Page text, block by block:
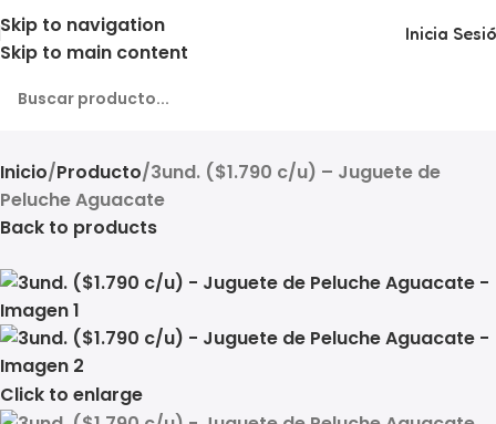
Skip to navigation
Skip to main content
Inicia
Inicio Producto 3und. ($1.790 c/u) – Juguete de
Peluche Aguacate
Back to products
Click to enlarge